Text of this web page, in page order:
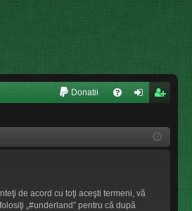
Donatii
re
eg
de acord cu toţi aceşti termeni, vă
„#underland” pentru că după